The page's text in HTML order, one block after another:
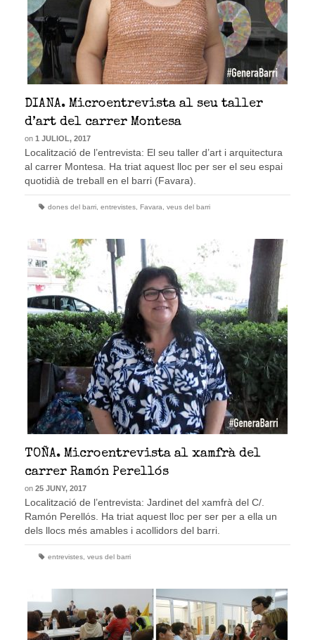
DIANA. Microentrevista al seu taller
d’art del carrer Montesa
on 1 JULIOL, 2017
Localització de l’entrevista: El seu taller d’art i arquitectura
al carrer Montesa. Ha triat aquest lloc per ser el seu espai
quotidià de treball en el barri (Favara).
dones del barri entrevistes Favara veus del barri
TOÑA. Microentrevista al xamfrà del
carrer Ramón Perellós
on 25 JUNY, 2017
Localització de l’entrevista: Jardinet del xamfrà del C/.
Ramón Perellós. Ha triat aquest lloc per ser per a ella un
dels llocs més amables i acollidors del barri.
entrevistes veus del barri